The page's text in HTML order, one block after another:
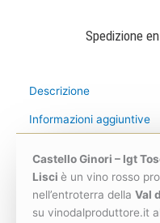
Spedizione
Descrizione
Informazioni aggiuntive
Castello Ginori – Igt
Lisci è un vino rosso
nell’entroterra della Val
su vinodalproduttore.it